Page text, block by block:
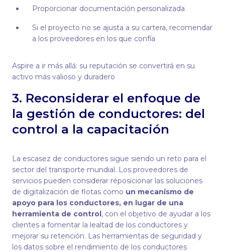
Proporcionar documentación personalizada
Si el proyecto no se ajusta a su cartera, recomendar
a los proveedores en los que confía
Aspire a ir más allá: su reputación se convertirá en su
activo más valioso y duradero
3. Reconsiderar el enfoque de
la gestión de conductores: del
control a la capacitación
La escasez de conductores sigue siendo un reto para el
sector del transporte mundial. Los proveedores de
servicios pueden considerar reposicionar las soluciones
de digitalización de flotas como un mecanismo de
apoyo para los conductores, en lugar de una
herramienta de control, con el objetivo de ayudar a los
clientes a fomentar la lealtad de los conductores y
mejorar su retención. Las herramientas de seguridad y
los datos sobre el rendimiento de los conductores